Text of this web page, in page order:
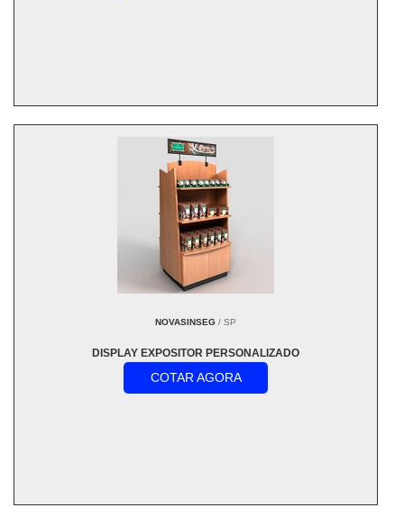
NOVASINSEG / SP
DISPLAY EXPOSITOR PERSONALIZADO
COTAR AGORA